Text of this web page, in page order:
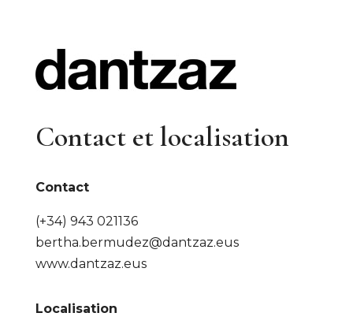
Contact et localisation
Contact
(+34) 943 021136
bertha.bermudez@dantzaz.eus
www.dantzaz.eus
Localisation